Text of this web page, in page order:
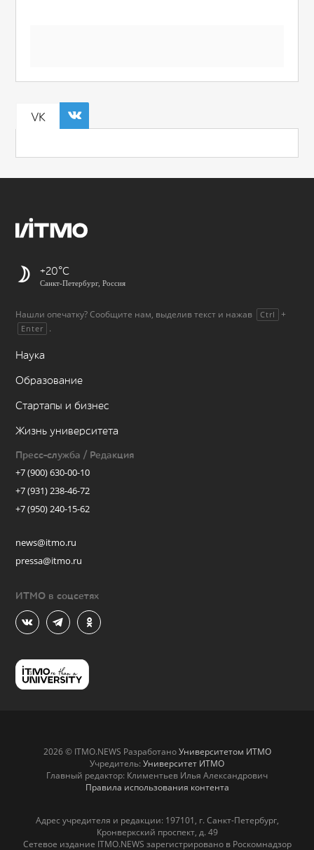
VK
+20
Санкт-Петербург, Россия
Нашли опечатку? Сообщите нам, выделив текст и нажав Ctrl +
Enter .
Наука
Образование
Стартапы и бизнес
Жизнь университета
Пресс-служба / Редакция
+7 (900) 630-00-10
+7 (931) 238-46-72
+7 (950) 240-15-62
news@itmo.ru
pressa@itmo.ru
ИТМО в соцсетях
2026 © ITMO.NEWS РазработаноУниверситетом ИТМО
Учредитель: Университет ИТМО
Главный редактор: Климентьев Илья Александрович
Правила использования контента
Адрес учредителя и редакции: 197101, г. Санкт-Петербург,
Кронверкский проспект, д. 49
Сетевое издание ITMO.NEWS зарегистрировано в Роскомнадзор